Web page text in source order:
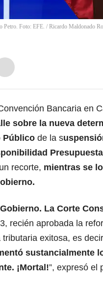
Petro. Foto: EFE. / Ricardo Maldonado
Bancaria en
sobre la nueva
Público de la s
recorte, mientras se
La Corte
recién aprobada la
exitosa, es
sustancialmente
¡Mortal!”, expresó el